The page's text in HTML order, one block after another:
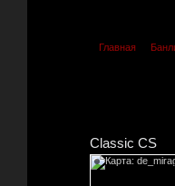
Главная
Classic CS